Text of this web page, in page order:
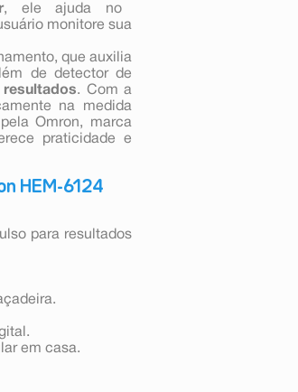
, ele ajuda no
monitore sua
que auxilia
de detector de
resultados. Com a
na medida
Omron, marca
praticidade e
HEM-6124
para resultados
em casa.